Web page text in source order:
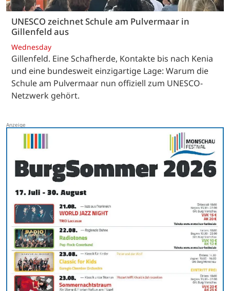
UNESCO zeichnet Schule am Pulvermaar in
Gillenfeld aus
Wednesday
Gillenfeld. Eine Schafherde, Kontakte bis nach Kenia
und eine bundesweit einzigartige Lage: Warum die
Schule am Pulvermaar nun offiziell zum UNESCO-
Netzwerk gehört.